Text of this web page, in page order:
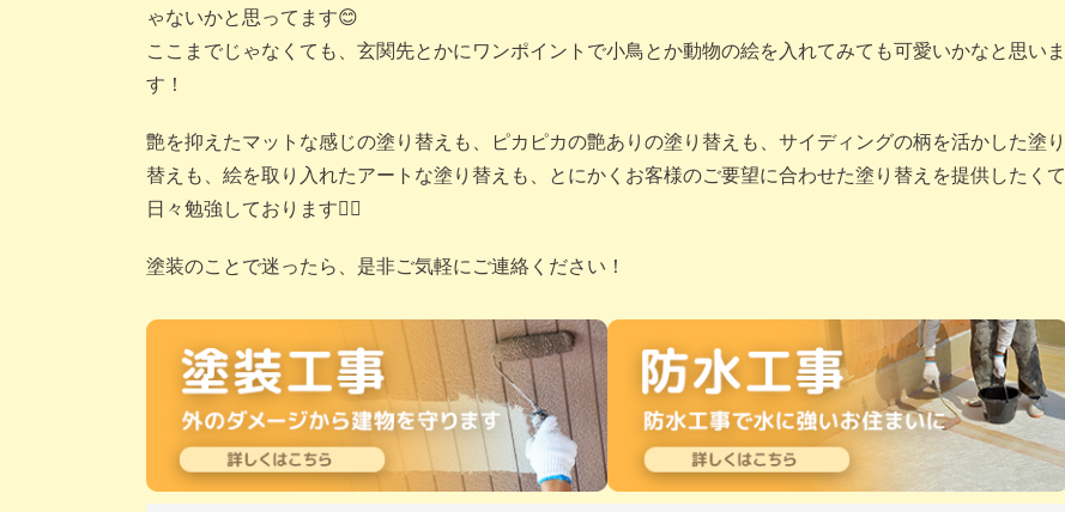
ゃないかと思ってます😊
ここまでじゃなくても、玄関先とかにワンポイントで小鳥とか動物の絵を入れてみても可愛いかなと思いま
す！
艶を抑えたマットな感じの塗り替えも、ピカピカの艶ありの塗り替えも、サイディングの柄を活かした塗り
替えも、絵を取り入れたアートな塗り替えも、とにかくお客様のご要望に合わせた塗り替えを提供したくて
日々勉強しております🙇‍♂️
塗装のことで迷ったら、是非ご気軽にご連絡ください！